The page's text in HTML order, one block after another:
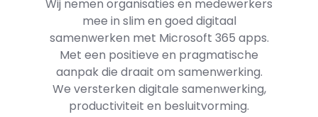
Wij nemen organisaties en medewerkers
mee in slim en goed digitaal
samenwerken met Microsoft 365​ apps.
Met een positieve en pragmatische
aanpak die draait om samenwerking.
We versterken digitale samenwerking,
productiviteit en besluitvorming.